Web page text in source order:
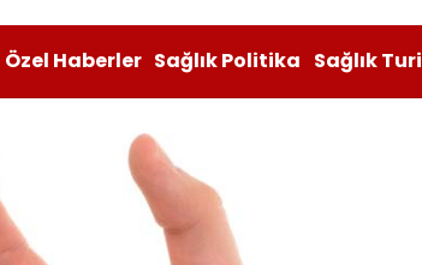
Özel Haberler Sağlık Politika Sağlık